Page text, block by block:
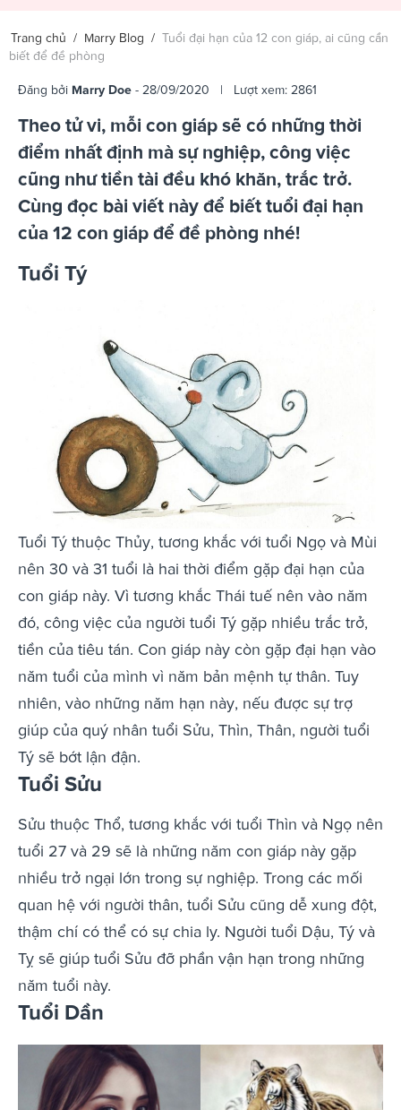
Trang chủ / Marry Blog / Tuổi đại hạn của 12 con giáp, ai cũng cần
biết để đề phòng
Đăng bởi Marry Doe - 28/09/2020 | Lượt xem: 2861
Theo tử vi, mỗi con giáp sẽ có những thời
điểm nhất định mà sự nghiệp, công việc
cũng như tiền tài đều khó khăn, trắc trở.
Cùng đọc bài viết này để biết tuổi đại hạn
của 12 con giáp để đề phòng nhé!
Tuổi Tý
Tuổi Tý thuộc Thủy, tương khắc với tuổi Ngọ và Mùi
nên 30 và 31 tuổi là hai thời điểm gặp đại hạn của
con giáp này. Vì tương khắc Thái tuế nên vào năm
đó, công việc của người tuổi Tý gặp nhiều trắc trở,
tiền của tiêu tán. Con giáp này còn gặp đại hạn vào
năm tuổi của mình vì năm bản mệnh tự thân. Tuy
nhiên, vào những năm hạn này, nếu được sự trợ
giúp của quý nhân tuổi Sửu, Thìn, Thân, người tuổi
Tý sẽ bớt lận đận.
Tuổi Sửu
Sửu thuộc Thổ, tương khắc với tuổi Thìn và Ngọ nên
tuổi 27 và 29 sẽ là những năm con giáp này gặp
nhiều trở ngại lớn trong sự nghiệp. Trong các mối
quan hệ với người thân, tuổi Sửu cũng dễ xung đột,
thậm chí có thể có sự chia ly. Người tuổi Dậu, Tý và
Tỵ sẽ giúp tuổi Sửu đỡ phần vận hạn trong những
năm tuổi này.
Tuổi Dần